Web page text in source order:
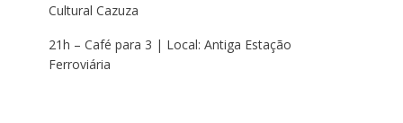
Cultural Cazuza
21h – Café para 3 | Local: Antiga Estação
Ferroviária